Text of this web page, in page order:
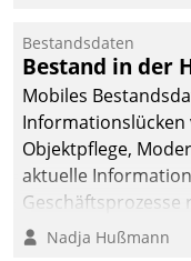
Jahresbeginn eine
Überblick, Einsicht
Eingriff bietende
Zur Entwicklung
man auf
Cloudtechnologie,
bewährte und
agile
Bestandsdaten
Bestand in der
Mobiles
Objektpflege,
aktuelle
Geschäftsprozesse
Nadja Hußmann